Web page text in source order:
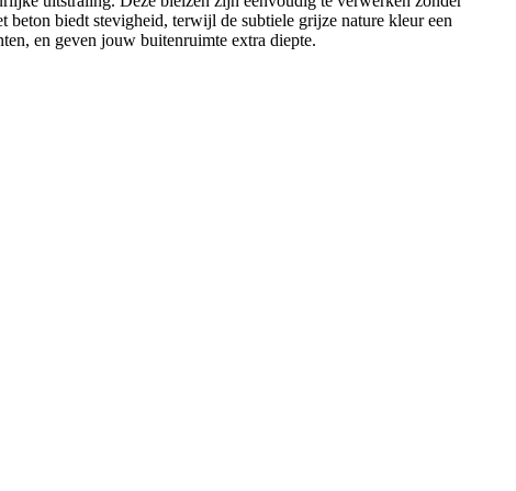
beton biedt stevigheid, terwijl de subtiele grijze nature kleur een
en geven jouw buitenruimte extra diepte.